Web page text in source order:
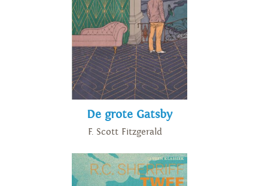
De grote Gatsby
F. Scott Fitzgerald